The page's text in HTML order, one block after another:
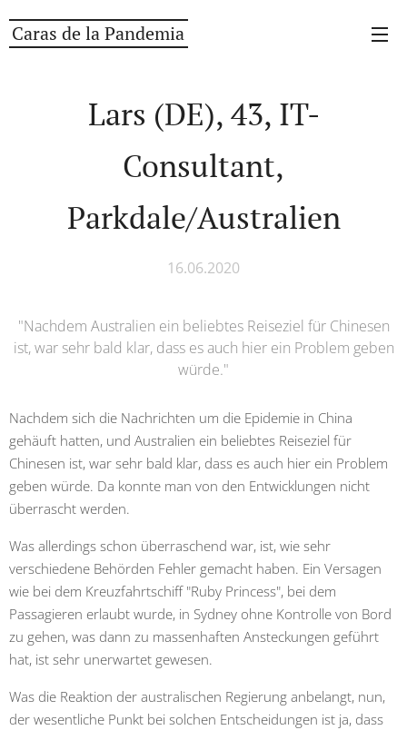
Caras de la Pandemia
Lars (DE), 43, IT-
Consultant,
Parkdale/Australien
16.06.2020
"Nachdem Australien ein beliebtes Reiseziel für Chinesen
ist, war sehr bald klar, dass es auch hier ein Problem geben
würde."
Nachdem sich die Nachrichten um die Epidemie in China
gehäuft hatten, und Australien ein beliebtes Reiseziel für
Chinesen ist, war sehr bald klar, dass es auch hier ein Problem
geben würde. Da konnte man von den Entwicklungen nicht
überrascht werden.
Was allerdings schon überraschend war, ist, wie sehr
verschiedene Behörden Fehler gemacht haben. Ein Versagen
wie bei dem Kreuzfahrtschiff "Ruby Princess", bei dem
Passagieren erlaubt wurde, in Sydney ohne Kontrolle von Bord
zu gehen, was dann zu massenhaften Ansteckungen geführt
hat, ist sehr unerwartet gewesen.
Was die Reaktion der australischen Regierung anbelangt, nun,
der wesentliche Punkt bei solchen Entscheidungen ist ja, dass